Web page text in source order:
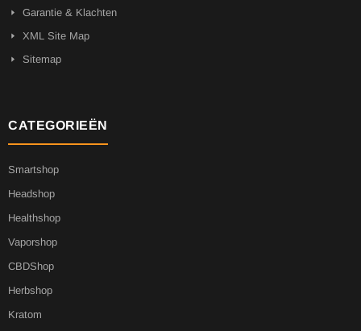
Garantie & Klachten
XML Site Map
Sitemap
CATEGORIEËN
Smartshop
Headshop
Healthshop
Vaporshop
CBDShop
Herbshop
Kratom